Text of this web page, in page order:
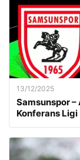
13/12/2025
Samsunspor –
Konferans Ligi